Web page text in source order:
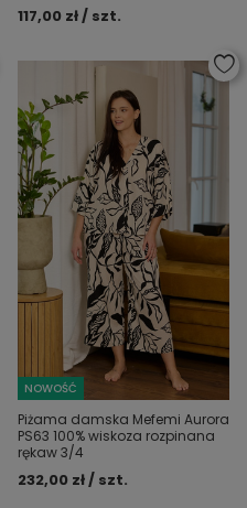
117,00 zł / szt.
NOWOŚĆ
Piżama damska Mefemi Aurora
PS63 100% wiskoza rozpinana
rękaw 3/4
232,00 zł / szt.